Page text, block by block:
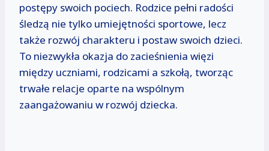
postępy swoich pociech. Rodzice pełni radości
śledzą nie tylko umiejętności sportowe, lecz
także rozwój charakteru i postaw swoich dzieci.
To niezwykła okazja do zacieśnienia więzi
między uczniami, rodzicami a szkołą, tworząc
trwałe relacje oparte na wspólnym
zaangażowaniu w rozwój dziecka.